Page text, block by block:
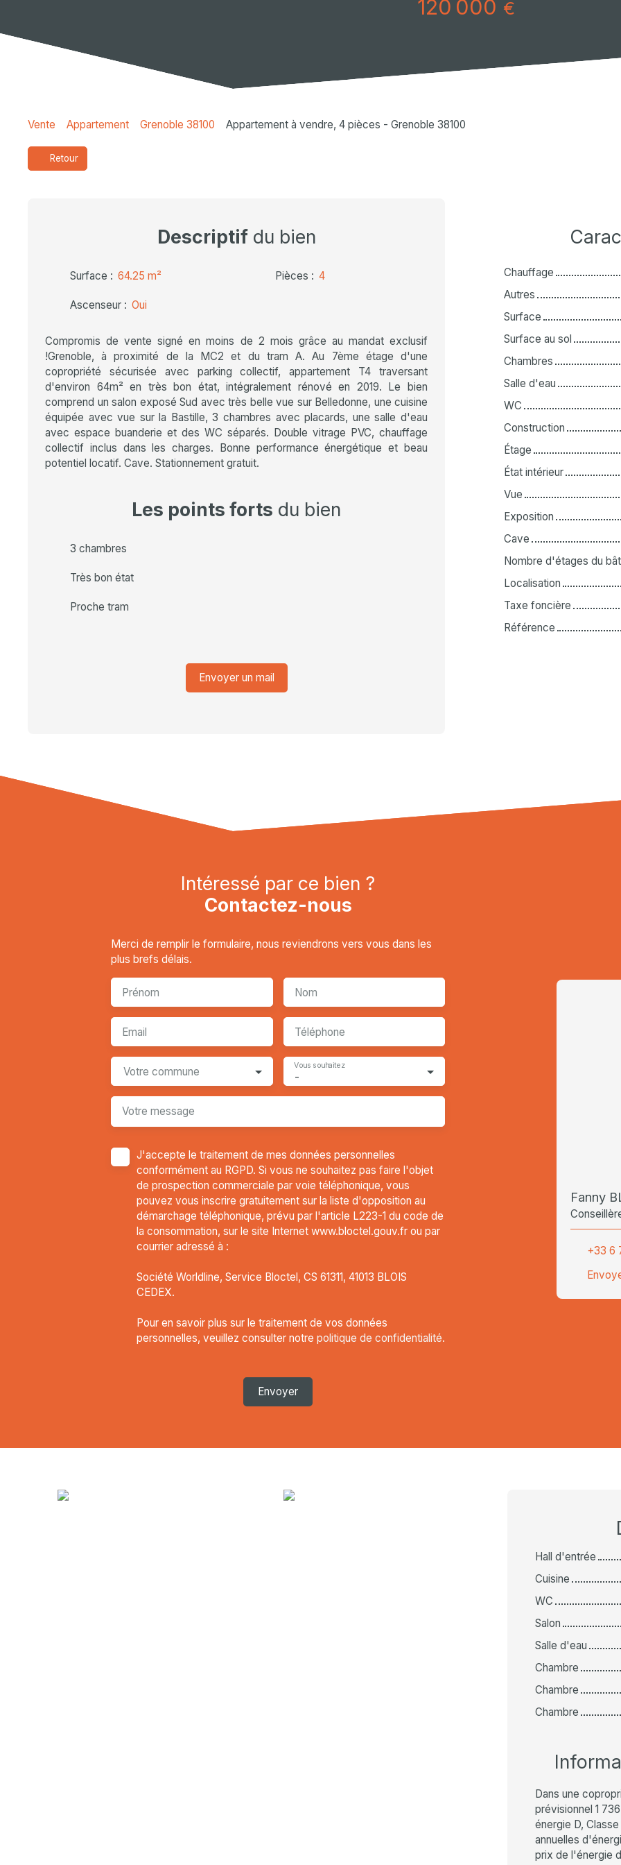
120 000 €
Vente Appartement Grenoble 38100 Appartement à vendre, 4 pièces - Grenoble 38100
Retour
Descriptifdu bien
Surface : 64.25 m² Pièces : 4
Ascenseur : Oui
Compromis de vente signé en moins de 2 mois grâce au mandat exclusif
!Grenoble, à proximité de la MC2 et du tram A. Au 7ème étage d'une
copropriété sécurisée avec parking collectif, appartement T4 traversant
d'environ 64m² en très bon état, intégralement rénové en 2019. Le bien
comprend un salon exposé Sud avec très belle vue sur Belledonne, une cuisine
équipée avec vue sur la Bastille, 3 chambres avec placards, une salle d'eau
avec espace buanderie et des WC séparés. Double vitrage PVC, chauffage
collectif inclus dans les charges. Bonne performance énergétique et beau
potentiel locatif. Cave. Stationnement gratuit.
Les points forts du bien
3 chambres
Très bon état
Proche tram
Envoyer un mail
Chauffage
Autres
Surface
Surface au sol
Chambres
Salle d'eau
WC
Construction
Étage
État intérieur
Vue
Exposition
Cave
Nombre d'étages du
Localisation
Taxe foncière
Référence
Intéressé par ce bien ?
Contactez-nous
Merci de remplir le formulaire, nous reviendrons vers vous dans les
plus brefs délais.
Prénom Nom
Email Téléphone
Votre commune -
Vous souhaitez
Votre message
J'accepte le traitement de mes données personnelles
conformément au RGPD. Si vous ne souhaitez pas faire l'objet
de prospection commerciale par voie téléphonique, vous
pouvez vous inscrire gratuitement sur la liste d'opposition au
démarchage téléphonique, prévu par l'article L223-1 du code de
la consommation, sur le site Internet www.bloctel.gouv.fr ou par
courrier adressé à :
Société Worldline, Service Bloctel, CS 61311, 41013 BLOIS
CEDEX.
Pour en savoir plus sur le traitement de vos données
personnelles, veuillez consulter notre politique de confidentialité.
Envoyer
Fanny
+33 6
Hall d'entrée
Cuisine
WC
Salon
Salle d'eau
Chambre
Chambre
Chambre
Dans une
prévisionnel 1
énergie D,
annuelles
prix de l'énergie